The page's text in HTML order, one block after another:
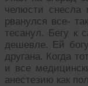
челюсти снесла
рванулся все-
тесанул. Бегу к
дешевле. Ей
другана. Когда
и все
анестезию как